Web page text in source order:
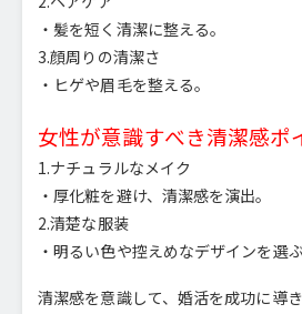
・髪を短く清潔に整える。
3.顔周りの清潔さ
・ヒゲや眉毛を整える。
女性が意識すべき清潔感ポ
1.ナチュラルなメイク
・厚化粧を避け、清潔感を演出。
2.清楚な服装
・明るい色や控えめなデザインを選ぶ
清潔感を意識して、婚活を成功に導